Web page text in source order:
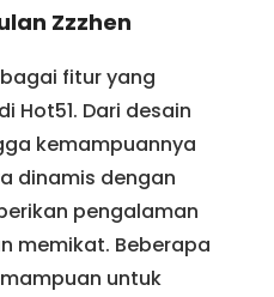
Zzzhen
fitur yang
Hot51. Dari desain
kemampuannya
dinamis dengan
pengalaman
memikat. Beberapa
untuk